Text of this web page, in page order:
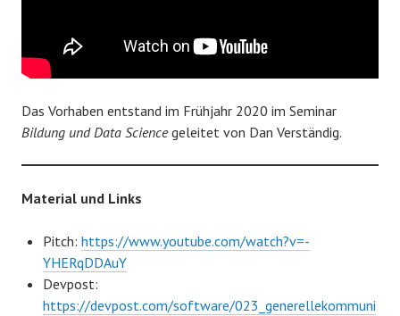
Das Vorhaben entstand im Frühjahr 2020 im Seminar
Bildung und Data Sciencegeleitet von Dan Verständig.
Material und Links
Pitch: https://www.youtube.com/watch?v=-
YHERqDDAuY
Devpost:
https://devpost.com/software/023_generellekommuni